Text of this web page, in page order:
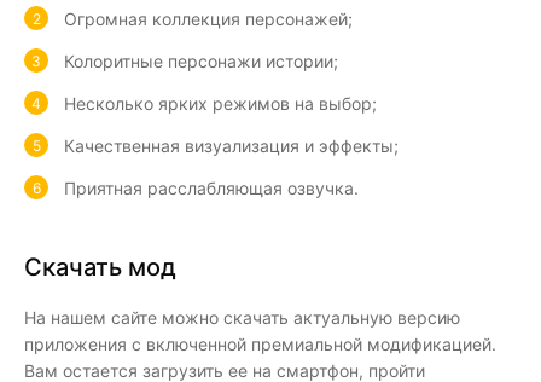
Огромная коллекция персонажей;
Колоритные персонажи истории;
Несколько ярких режимов на выбор;
Качественная визуализация и эффекты;
Приятная расслабляющая озвучка.
Скачать мод
На нашем сайте можно скачать актуальную версию
приложения с включенной премиальной модификацией.
Вам остается загрузить ее на смартфон, пройти